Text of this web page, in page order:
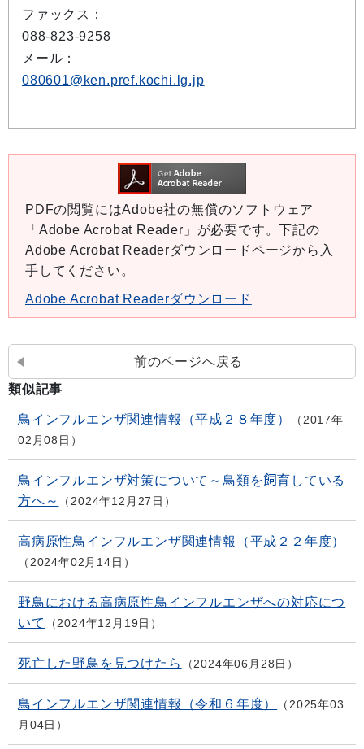
ファックス：
088-823-9258
メール：
080601@ken.pref.kochi.lg.jp
PDFの閲覧にはAdobe社の無償のソフトウェア
「Adobe Acrobat Reader」が必要です。下記の
Adobe Acrobat Readerダウンロードページから入
手してください。
Adobe Acrobat Readerダウンロード
前のページへ戻る
類似記事
鳥インフルエンザ関連情報（平成２８年度）
2017年
02月08日
鳥インフルエンザ対策について～鳥類を飼育している
方へ～
2024年12月27日
高病原性鳥インフルエンザ関連情報（平成２２年度）
2024年02月14日
野鳥における高病原性鳥インフルエンザへの対応につ
いて
2024年12月19日
死亡した野鳥を見つけたら 2024年06月28日
鳥インフルエンザ関連情報（令和６年度）
2025年03
月04日